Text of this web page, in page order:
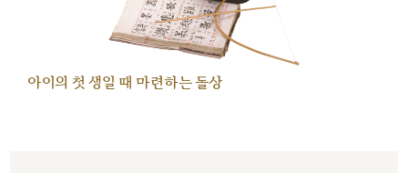
아이의 첫 생일 때 마련하는 돌상